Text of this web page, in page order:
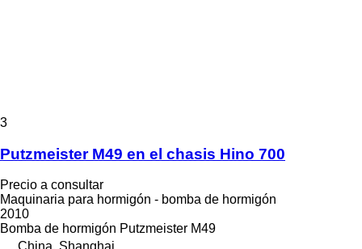
3
Putzmeister M49 en el chasis Hino 700
Precio a consultar
Maquinaria para hormigón - bomba de hormigón
2010
Bomba de hormigón Putzmeister M49